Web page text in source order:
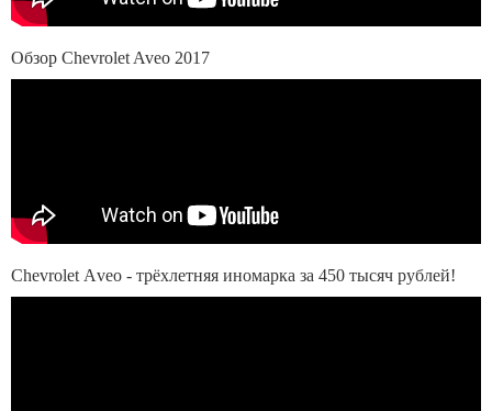
Обзор Chevrolet Aveo 2017
Сhevrolet Аveo - трёхлетняя иномарка за 450 тысяч рублей!